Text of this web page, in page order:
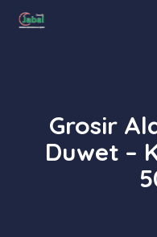
Skip
Grosir
Duwet –